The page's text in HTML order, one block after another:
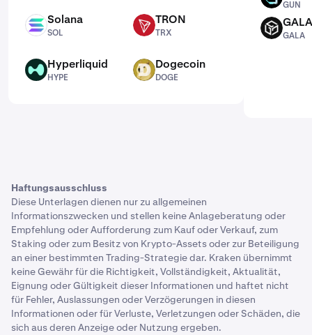
SOL Solana
SOL
TRX TRON
TRX
HYPE Hyperliquid
HYPE
DOGE Dogecoin
DOGE
GUN
GALA GALA
GALA
Haftungsausschluss
Diese Unterlagen dienen nur zu allgemeinen
Informationszwecken und stellen keine Anlageberatung oder
Empfehlung oder Aufforderung zum Kauf oder Verkauf, zum
Staking oder zum Besitz von Krypto-Assets oder zur Beteiligung
an einer bestimmten Trading-Strategie dar. Kraken übernimmt
keine Gewähr für die Richtigkeit, Vollständigkeit, Aktualität,
Eignung oder Gültigkeit dieser Informationen und haftet nicht
für Fehler, Auslassungen oder Verzögerungen in diesen
Informationen oder für Verluste, Verletzungen oder Schäden, die
sich aus deren Anzeige oder Nutzung ergeben.